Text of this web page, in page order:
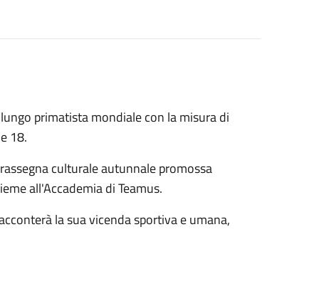
primatista mondiale con la misura di
18.
culturale autunnale promossa
all'Accademia di Teamus.
la sua vicenda sportiva e umana,